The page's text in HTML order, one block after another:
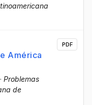
América
· Problemas
de
PDF